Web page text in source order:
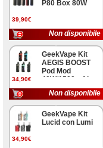
39,90€
P80 Box 80W
Non disponibile
34,90€
GeekVape Kit
AEGIS BOOST
Pod Mod
40W/1500mAh
Non disponibile
34,90€
GeekVape Kit
Lucid con Lumi